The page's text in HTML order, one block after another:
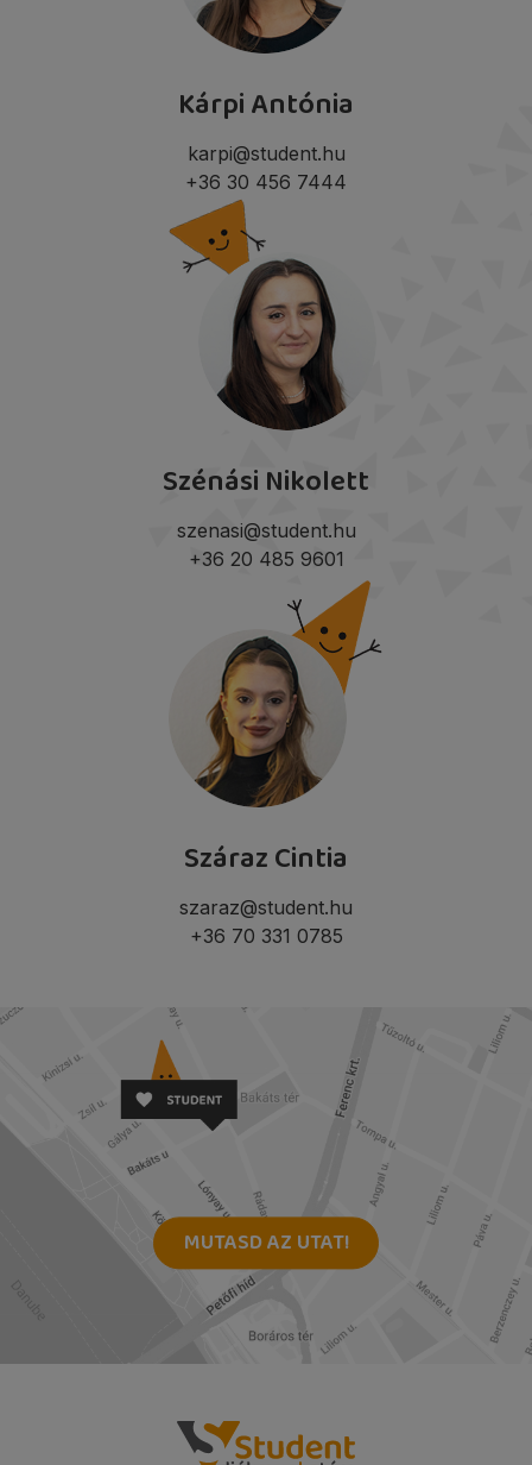
Kárpi Antónia
karpi@student.hu
+36 30 456 7444
Szénási Nikolett
szenasi@student.hu
+36 20 485 9601
Száraz Cintia
szaraz@student.hu
+36 70 331 0785
MUTASD AZ UTAT!